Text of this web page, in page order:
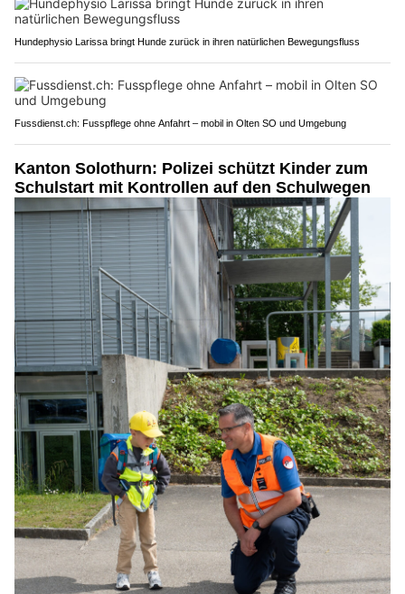
Hundephysio Larissa bringt Hunde zurück in ihren natürlichen Bewegungsfluss
Fussdienst.ch: Fusspflege ohne Anfahrt – mobil in Olten SO und Umgebung
Kanton Solothurn: Polizei schützt Kinder zum
Schulstart mit Kontrollen auf den Schulwegen